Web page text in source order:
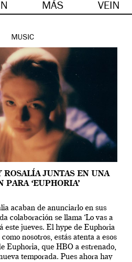
MÁS VEIN
MUSIC
JUNTAS EN UNA
PARA ‘EUPHORIA’
acaban de anunciarlo en sus
colaboración se llama ‘Lo vas a
este jueves. El hype de Euphoria
nosotros, estás atenta a esos
Euphoria, que HBO a estrenado,
temporada. Pues ahora hay